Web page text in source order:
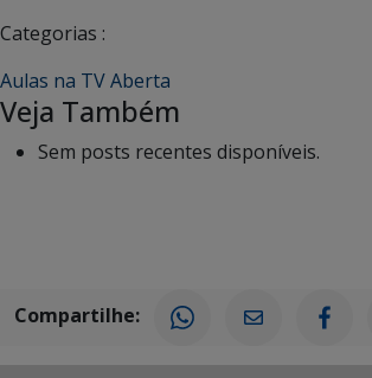
Categorias :
Aulas na TV Aberta
Veja Também
Sem posts recentes disponíveis.
Compartilhe: